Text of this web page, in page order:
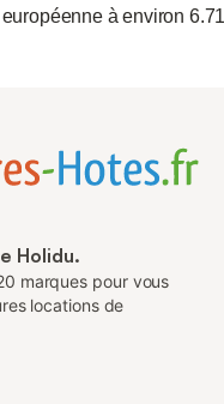
européenne à environ
Holidu.
marques pour vous
locations de